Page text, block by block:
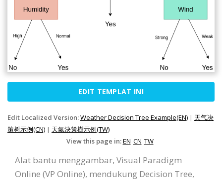
EDIT TEMPLAT INI
Edit Localized Version:Weather Decision Tree Example(EN) | 天气决
策树示例(CN) | 天氣決策樹示例(TW)
View this page in:EN CN TW
Alat bantu menggambar, Visual Paradigm
Online (VP Online), mendukung Decision Tree,